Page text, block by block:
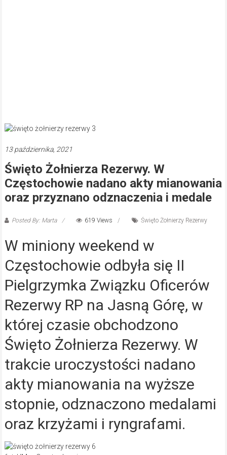
13 października, 2021
Święto Żołnierza Rezerwy. W
Częstochowie nadano akty mianowania
oraz przyznano odznaczenia i medale
Posted By: Marta 619 Views Święto Żołnierzy Rezerwy
W miniony weekend w
Częstochowie odbyła się II
Pielgrzymka Związku Oficerów
Rezerwy RP na Jasną Górę, w
której czasie obchodzono
Święto Żołnierza Rezerwy. W
trakcie uroczystości nadano
akty mianowania na wyższe
stopnie, odznaczono medalami
oraz krzyżami i ryngrafami.